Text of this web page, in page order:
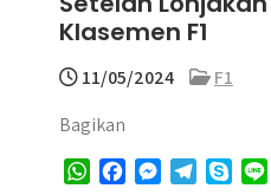
Klasemen F1
11/05/2024
F1
Bagikan
W